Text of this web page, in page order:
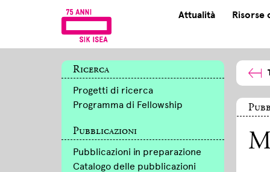
Attualità Risorse
Ricerca
Progetti di ricerca
Programma di Fellowship
Pubblicazioni
Pubblicazioni in preparazione
Catalogo delle pubblicazioni